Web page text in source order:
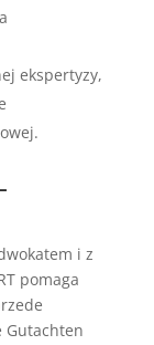
ekspertyzy,
i z
pomaga
Gutachten